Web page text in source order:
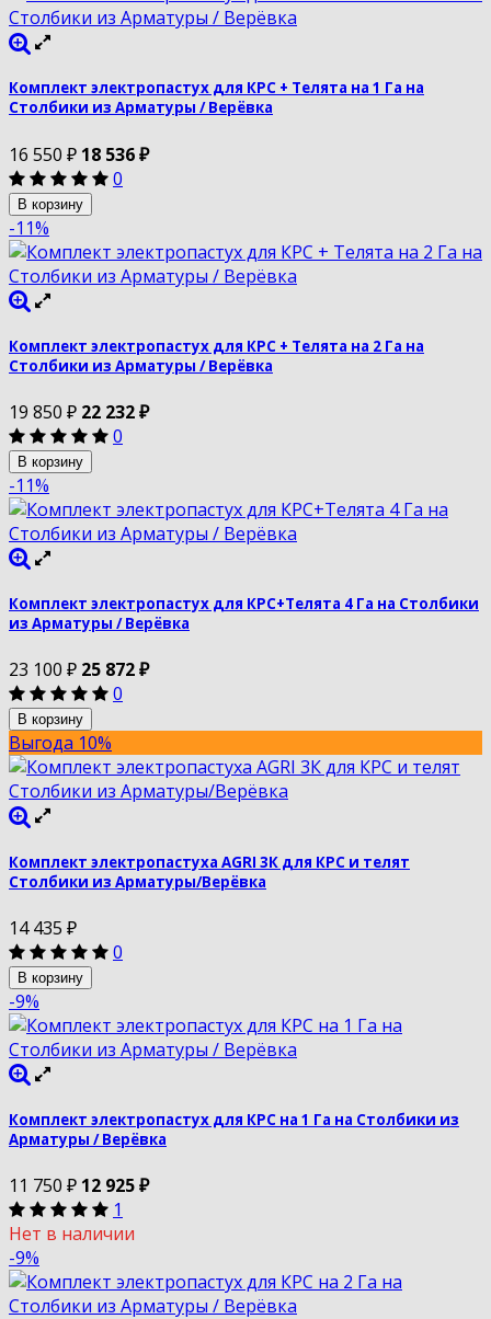
Комплект электропастух для КРС + Телята на 1 Га на
Столбики из Арматуры / Верёвка
16 550 ₽ 18 536₽
0
В корзину
-11%
Комплект электропастух для КРС + Телята на 2 Га на
Столбики из Арматуры / Верёвка
19 850 ₽ 22 232₽
0
В корзину
-11%
Комплект электропастух для КРС+Телята 4 Га на Столбики
из Арматуры / Верёвка
23 100 ₽ 25 872₽
0
В корзину
Выгода 10%
Комплект электропастуха AGRI 3К для КРС и телят
Столбики из Арматуры/Верёвка
14 435 ₽
0
В корзину
-9%
Комплект электропастух для КРС на 1 Га на Столбики из
Арматуры / Верёвка
11 750 ₽ 12 925₽
1
Нет в наличии
-9%